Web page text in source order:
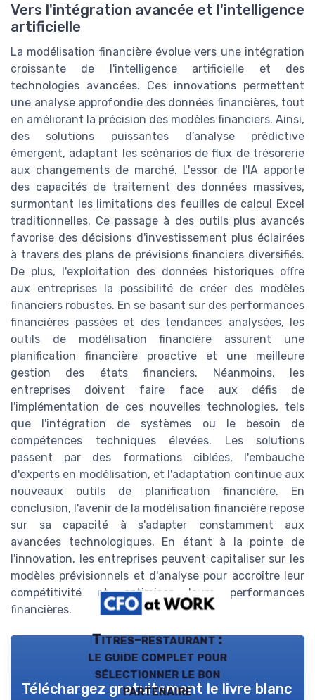
Vers l'intégration avancée et l'intelligence
artificielle
La modélisation financière évolue vers une intégration
croissante de l'intelligence artificielle et des
technologies avancées. Ces innovations permettent
une analyse approfondie des données financières, tout
en améliorant la précision des modèles financiers. Ainsi,
des solutions puissantes d’analyse prédictive
émergent, adaptant les scénarios de flux de trésorerie
aux changements de marché. L'essor de l'IA apporte
des capacités de traitement des données massives,
surmontant les limitations des feuilles de calcul Excel
traditionnelles. Ce passage à des outils plus avancés
favorise des décisions d'investissement plus éclairées
à travers des plans de prévisions financiers diversifiés.
De plus, l'exploitation des données historiques offre
aux entreprises la possibilité de créer des modèles
financiers robustes. En se basant sur des performances
financières passées et des tendances analysées, les
outils de modélisation financière assurent une
planification financière proactive et une meilleure
gestion des états financiers. Néanmoins, les
entreprises doivent faire face aux défis de
l'implémentation de ces nouvelles technologies, tels
que l'intégration de systèmes ou le besoin de
compétences techniques élevées. Les solutions
passent par des formations ciblées, l'embauche
d'experts en modélisation, et l'adaptation continue aux
nouveaux outils de planification financière. En
conclusion, l'avenir de la modélisation financière repose
sur sa capacité à s'adapter constamment aux
avancées technologiques. En étant à la pointe de
l'innovation, les entreprises peuvent capitaliser sur les
modèles prévisionnels et d'analyse pour accroître leur
compétitivité et optimiser leurs performances
financières.
Titres-restaurant :
le guide complet pour
sélectionner le bon
partenaire
Téléchargez gratuitement le livre blanc